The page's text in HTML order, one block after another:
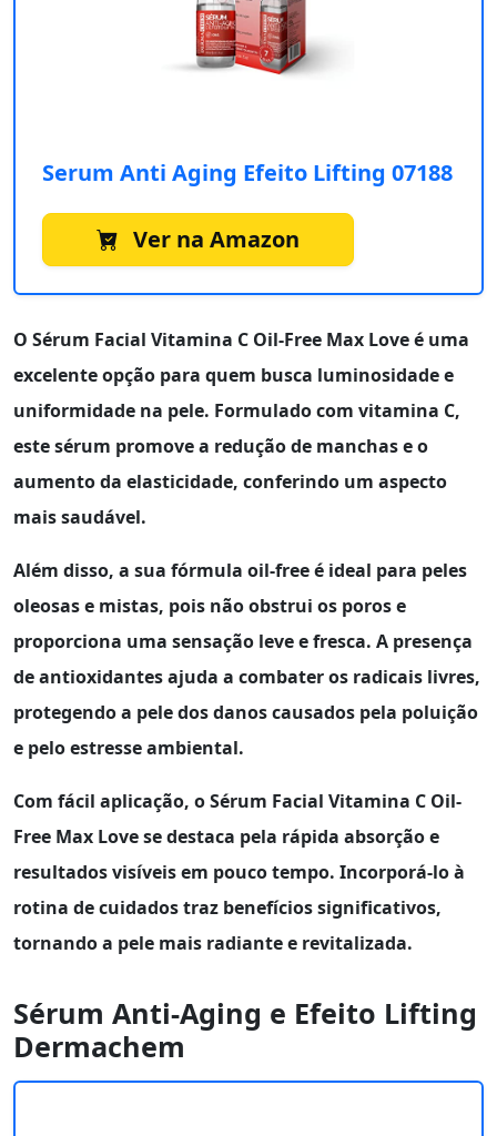
Serum Anti Aging Efeito Lifting 07188
Ver na Amazon
O Sérum Facial Vitamina C Oil-Free Max Loveé uma
excelente opção para quem busca luminosidade e
uniformidade na pele. Formulado com vitamina C,
este sérum promove a redução de manchas e o
aumento da elasticidade, conferindo um aspecto
mais saudável.
Além disso, a sua fórmula oil-free é ideal para peles
oleosas e mistas, pois não obstrui os poros e
proporciona uma sensação leve e fresca. A presença
de antioxidantes ajuda a combater os radicais livres,
protegendo a pele dos danos causados pela poluição
e pelo estresse ambiental.
Com fácil aplicação, oSérum Facial Vitamina C Oil-
Free Max Lovese destaca pela rápida absorção e
resultados visíveis em pouco tempo. Incorporá-lo à
rotina de cuidados traz benefícios significativos,
tornando a pele mais radiante e revitalizada.
Sérum Anti-Aging e Efeito Lifting
Dermachem